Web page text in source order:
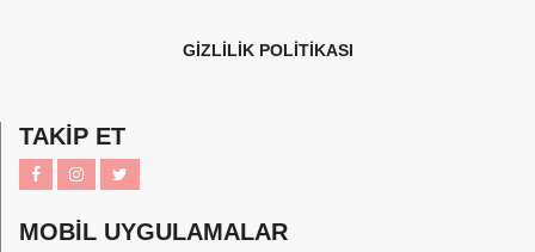
GİZLİLİK POLİTİKASI
TAKİP ET
MOBİL UYGULAMALAR